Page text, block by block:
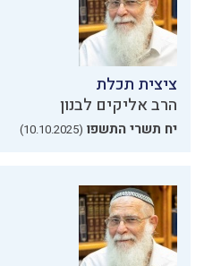
ציצית תכלת
הרב אליקים לבנון
יח תשרי התשפו (10.10.2025)